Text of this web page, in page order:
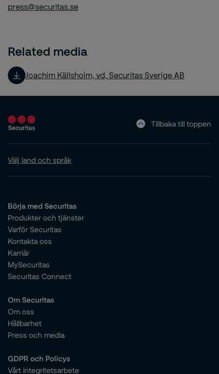
press@securitas.se
Related media
Joachim Källsholm, vd, Securitas Sverige AB
Tillbaka till toppen
Välj land och språk
Börja med Securitas
Produkter och tjänster
Varför Securitas
Kontakta oss
Karriär
MySecuritas
Securitas Connect
Om Securitas
Om oss
Hållbarhet
Press och media
GDPR och Policys
Vårt integritetsarbete